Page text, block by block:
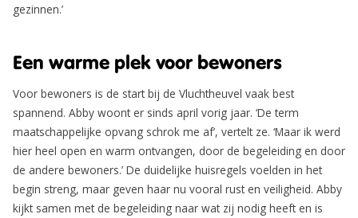
gezinnen.’
Een warme plek voor bewoners
Voor bewoners is de start bij de Vluchtheuvel vaak best
spannend. Abby woont er sinds april vorig jaar. ‘De term
maatschappelijke opvang schrok me af’, vertelt ze. ‘Maar ik werd
hier heel open en warm ontvangen, door de begeleiding en door
de andere bewoners.’ De duidelijke huisregels voelden in het
begin streng, maar geven haar nu vooral rust en veiligheid. Abby
kijkt samen met de begeleiding naar wat zij nodig heeft en is